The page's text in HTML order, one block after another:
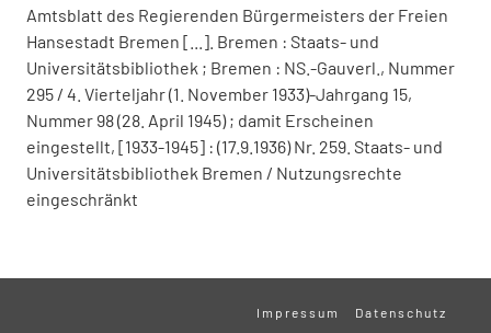
Amtsblatt des Regierenden Bürgermeisters der Freien
Hansestadt Bremen [...]. Bremen : Staats- und
Universitätsbibliothek ; Bremen : NS.-Gauverl., Nummer
295 / 4. Vierteljahr (1. November 1933)-Jahrgang 15,
Nummer 98 (28. April 1945) ; damit Erscheinen
eingestellt, [1933-1945] : (17.9.1936) Nr. 259. Staats- und
Universitätsbibliothek Bremen / Nutzungsrechte
eingeschränkt
Impressum Datenschutz